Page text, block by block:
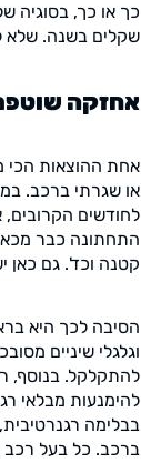
כך או כך, בסוגיה
שקלים בשנה. שלא
אחזקה
אחת ההוצאות הכי
לחודשים
התחתונה כבר
קטנה וכד'. גם כאן
הסיבה לכך היא
וגלגלי שיניים
להתקלקל. בנוסף,
להימנעות מבלאי
בבלימה
ברכב. כל בעל רכב